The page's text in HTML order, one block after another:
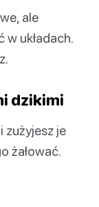
ale
w układach.
dzikimi
zużyjesz je
żałować.